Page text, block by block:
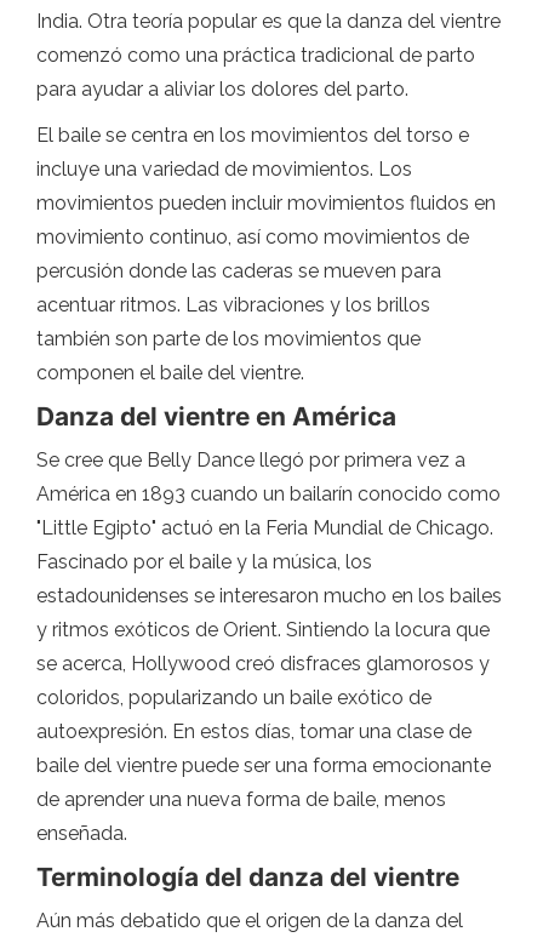
India. Otra teoría popular es que la danza del vientre
comenzó como una práctica tradicional de parto
para ayudar a aliviar los dolores del parto.
El baile se centra en los movimientos del torso e
incluye una variedad de movimientos. Los
movimientos pueden incluir movimientos fluidos en
movimiento continuo, así como movimientos de
percusión donde las caderas se mueven para
acentuar ritmos. Las vibraciones y los brillos
también son parte de los movimientos que
componen el baile del vientre.
Danza del vientre en América
Se cree que Belly Dance llegó por primera vez a
América en 1893 cuando un bailarín conocido como
"Little Egipto" actuó en la Feria Mundial de Chicago.
Fascinado por el baile y la música, los
estadounidenses se interesaron mucho en los bailes
y ritmos exóticos de Orient. Sintiendo la locura que
se acerca, Hollywood creó disfraces glamorosos y
coloridos, popularizando un baile exótico de
autoexpresión. En estos días, tomar una clase de
baile del vientre puede ser una forma emocionante
de aprender una nueva forma de baile, menos
enseñada.
Terminología del danza del vientre
Aún más debatido que el origen de la danza del